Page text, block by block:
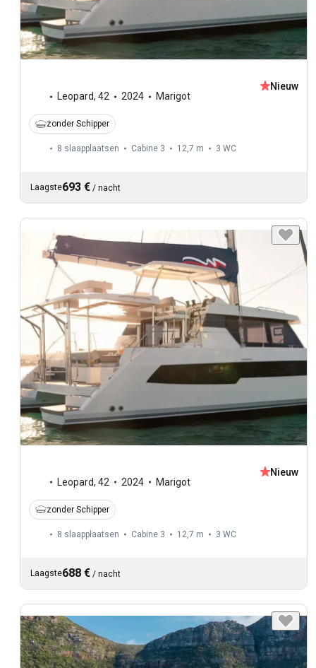
Leopard, 42 2024 Marigot
Nieuw
zonder Schipper
8 slaapplaatsen Cabine 3 12,7 m 3 WC
Laagste693 € / nacht
Leopard, 42 2024 Marigot
Nieuw
zonder Schipper
8 slaapplaatsen Cabine 3 12,7 m 3 WC
Laagste688 € / nacht